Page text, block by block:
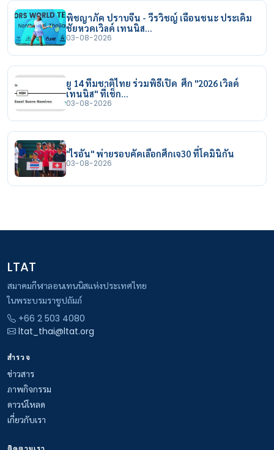
พิชญาภัค ปราบจีน - วีรวิชญ์ เฉือนชนะ ประเดิม
ชัยหวดเวิลด์ เทนนิส…
03-08-2026
ยู 14 ทีมชาติไทย ร่วมพิธีเปิด ศึก "2026 เวิลด์
เทนนิส" ที่เช็ก…
03-08-2026
"ไรอัน" พ่ายรอบคัดเลือกศึกเจ30 ที่โดมินิกัน
03-08-2026
LTAT
สมาคมกีฬาลอนเทนนิสแห่งประเทศไทย
ในพระบรมราชูปถัมภ์
+66 2 503 4080
ltat_thai@ltat.org
สำรวจ
ข่าวสาร
ภาพกิจกรรม
ดาวน์โหลด
เกี่ยวกับเรา